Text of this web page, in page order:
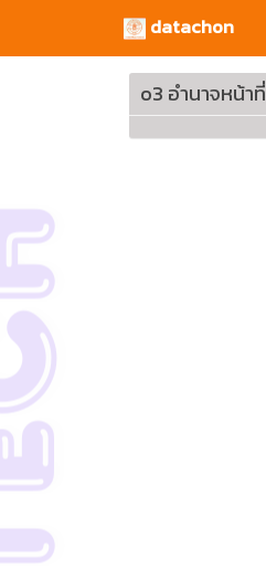
datachon
o3 อำนาจหน้าที่